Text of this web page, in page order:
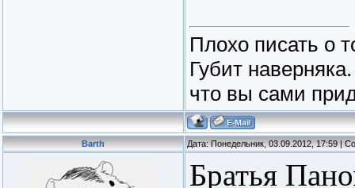
Плохо писать о
Губит
что вы сами
Barth Дата: Понедельник, 03.09.2012, 17:59 |
Братья